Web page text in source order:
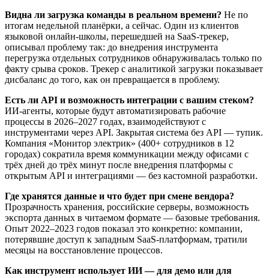
Видна ли загрузка команды в реальном времени? Не по
итогам недельной планёрки, а сейчас. Один из клиентов
языковой онлайн-школы, перешедшей на SaaS-трекер,
описывал проблему так: до внедрения инструмента
перегрузка отдельных сотрудников обнаруживалась только по
факту срыва сроков. Трекер с аналитикой загрузки показывает
дисбаланс до того, как он превращается в проблему.
Есть ли API и возможность интеграции с вашим стеком?
ИИ-агенты, которые будут автоматизировать рабочие
процессы в 2026–2027 годах, взаимодействуют с
инструментами через API. Закрытая система без API — тупик.
Компания «Монитор электрик» (400+ сотрудников в 12
городах) сократила время коммуникации между офисами с
трёх дней до трёх минут после внедрения платформы с
открытым API и интеграциями — без кастомной разработки.
Где хранятся данные и что будет при смене вендора?
Прозрачность хранения, российские серверы, возможность
экспорта данных в читаемом формате — базовые требования.
Опыт 2022–2023 годов показал это конкретно: компании,
потерявшие доступ к западным SaaS-платформам, тратили
месяцы на восстановление процессов.
Как инструмент использует ИИ — для демо или для